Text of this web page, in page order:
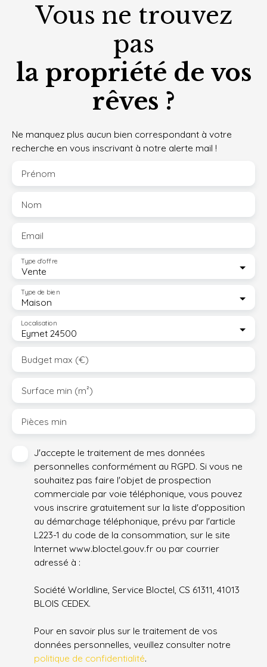
Vous ne trouvez
pas
la propriété de vos
rêves ?
Ne manquez plus aucun bien correspondant à votre
recherche en vous inscrivant à notre alerte mail !
Prénom
Nom
Email
Vente
Type d'offre
Maison
Type de bien
Eymet 24500
Localisation
Budget max (€)
Surface min (m²)
Pièces min
J'accepte le traitement de mes données
personnelles conformément au RGPD. Si vous ne
souhaitez pas faire l'objet de prospection
commerciale par voie téléphonique, vous pouvez
vous inscrire gratuitement sur la liste d'opposition
au démarchage téléphonique, prévu par l'article
L223-1 du code de la consommation, sur le site
Internet www.bloctel.gouv.fr ou par courrier
adressé à :
Société Worldline, Service Bloctel, CS 61311, 41013
BLOIS CEDEX.
Pour en savoir plus sur le traitement de vos
données personnelles, veuillez consulter notre
politique de confidentialité.